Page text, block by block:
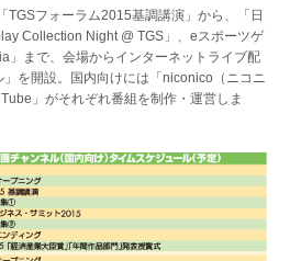
TGSフォーラム2015基調講演」から、「日
Collection Night @ TGS」、eスポーツゲ
」まで、会場からインターネットライブ配
を開設。国内向けには「niconico（ニコニ
」がそれぞれ番組を制作・運営しま